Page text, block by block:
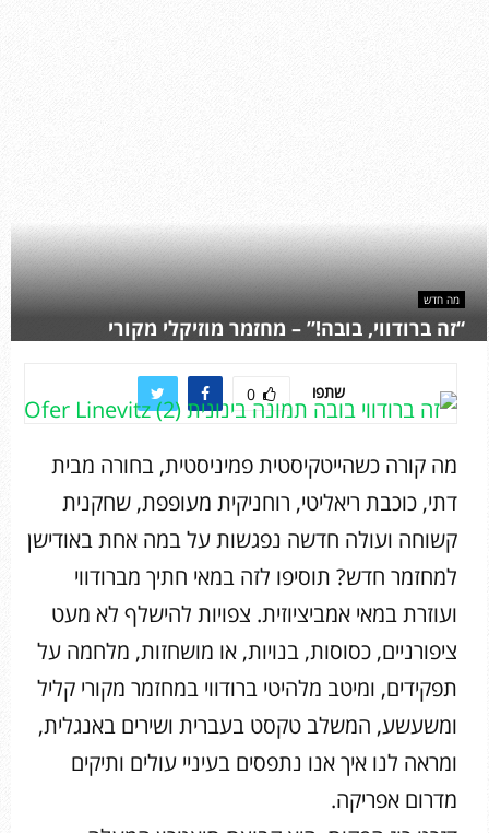
מה חדש
“זה ברודווי, בובה!” – מחזמר מוזיקלי מקורי
שתפו 0
מה קורה כשהייטקיסטית פמיניסטית, בחורה מבית
דתי, כוכבת ריאליטי, רוחניקית מעופפת, שחקנית
קשוחה ועולה חדשה נפגשות על במה אחת באודישן
למחזמר חדש? תוסיפו לזה במאי חתיך מברודווי
ועוזרת במאי אמביציוזית. צפויות להישלף לא מעט
ציפורניים, כסוסות, בנויות, או מושחזות, מלחמה על
תפקידים, ומיטב מלהיטי ברודווי במחזמר מקורי קליל
ומשעשע, המשלב טקסט בעברית ושירים באנגלית,
ומראה לנו איך אנו נתפסים בעיניי עולים ותיקים
מדרום אפריקה.